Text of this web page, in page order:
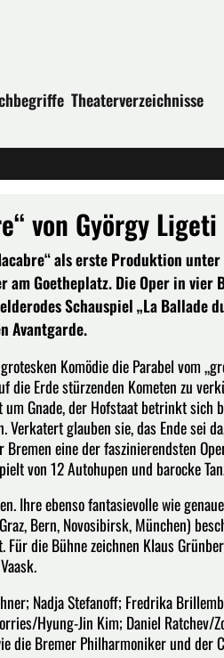
Theaterverzeichnisse
von György Ligeti
als erste Produktion unter
am Goetheplatz. Die Oper in
Schauspiel „La Ballade
Avantgarde.
Komödie die Parabel vom
Erde stürzenden Kometen zu
um Gnade, der Hofstaat betrinkt sich
glauben sie, das Ende sei
eine der faszinierendsten
von 12 Autohupen und barocke
Ihre ebenso fantasievolle wie
Bern, Novosibirsk, München)
die Bühne zeichnen Klaus
Nadja Stefanoff; Fredrika
Hyung-Jin Kim; Daniel Ratchev/
die Bremer Philharmoniker und der